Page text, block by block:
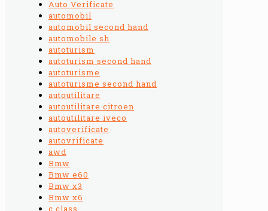
Auto Verificate
automobil
automobil second hand
automobile sh
autoturism
autoturism second hand
autoturisme
autoturisme second hand
autoutilitare
autoutilitare citroen
autoutilitare iveco
autoverificate
autovrificate
awd
Bmw
Bmw e60
Bmw x3
Bmw x6
c class